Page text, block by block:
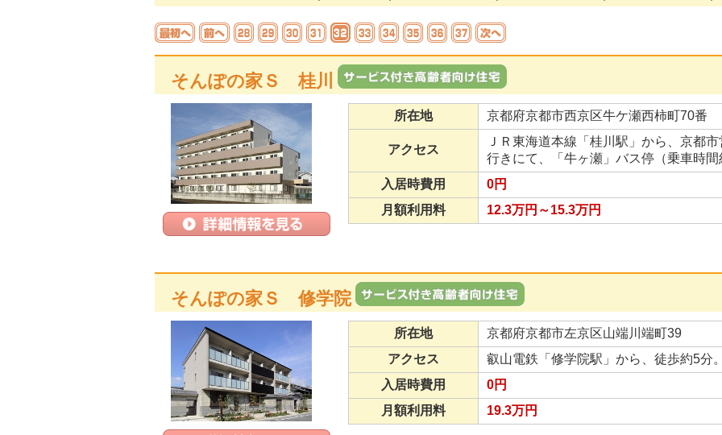
そんぽの家Ｓ 桂川
所在地 京都府京都市西京区牛ケ瀬西柿町70番
アクセス
ＪＲ東海道本線「桂川駅」から、京都
行きにて、「牛ヶ瀬」バス停（乗車時
入居時費用
0円
月額利用料
12.3万円～15.3万円
そんぽの家Ｓ 修学院
所在地
京都府京都市左京区山端川端町39
アクセス
叡山電鉄「修学院駅」から、徒歩約5分
入居時費用
0円
月額利用料
19.3万円